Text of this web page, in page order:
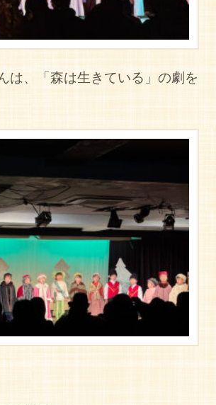
は、「森は生きている」の劇を